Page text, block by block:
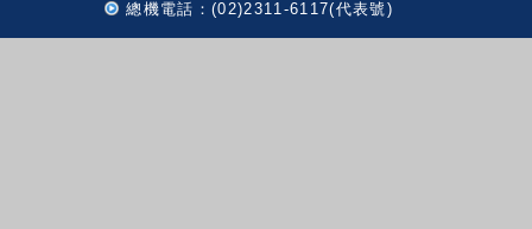
總機電話：(02)2311-6117(代表號)